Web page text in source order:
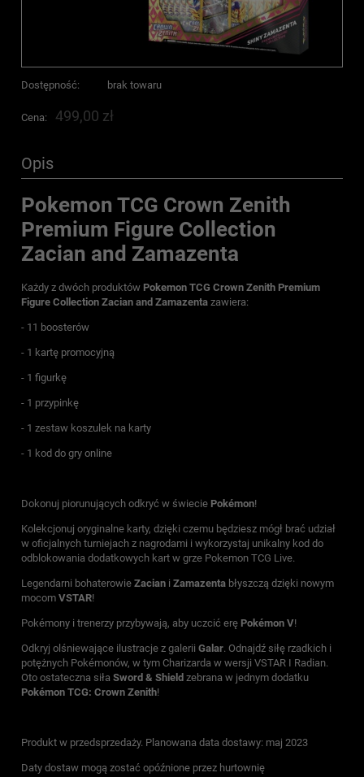
Dostępność: brak towaru
Cena: 499,00 zł
Opis
Pokemon TCG Crown Zenith
Premium Figure Collection
Zacian and Zamazenta
Każdy z dwóch produktów Pokemon TCG Crown Zenith Premium
Figure Collection Zacian and Zamazenta zawiera:
- 11 boosterów
- 1 kartę promocyjną
- 1 figurkę
- 1 przypinkę
- 1 zestaw koszulek na karty
- 1 kod do gry online
Dokonuj piorunujących odkryć w świecie Pokémon!
Kolekcjonuj oryginalne karty, dzięki czemu będziesz mógł brać udział
w oficjalnych turniejach z nagrodami i wykorzystaj unikalny kod do
odblokowania dodatkowych kart w grze Pokemon TCG Live.
Legendarni bohaterowie Zacian i Zamazenta błyszczą dzięki nowym
mocom VSTAR!
Pokémony i trenerzy przybywają, aby uczcić erę Pokémon V!
Odkryj olśniewające ilustracje z galerii Galar. Odnajdź siłę rzadkich i
potężnych Pokémonów, w tym Charizarda w wersji VSTAR I Radian.
Oto ostateczna siła Sword & Shield zebrana w jednym dodatku
Pokémon TCG: Crown Zenith!
Produkt w przedsprzedaży. Planowana data dostawy: maj 2023
Daty dostaw mogą zostać opóźnione przez hurtownię